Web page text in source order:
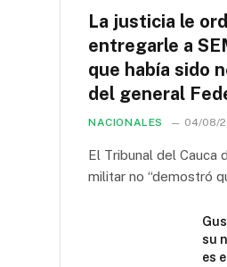
La justicia le
entregarle a
que había sido
del general
NACIONALES 04/08/
El Tribunal del Cauca
militar no “demostró
su
es